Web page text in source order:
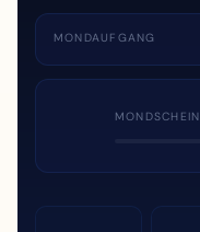
MONDAUFGANG
MONDSCHEIN